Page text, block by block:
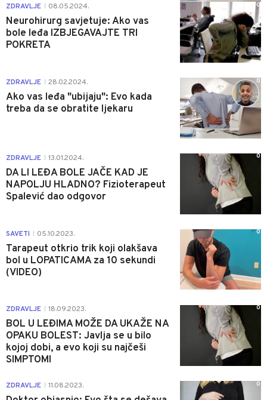
ZDRAVLJE 08.05.2024.
Neurohirurg savjetuje: Ako vas
bole leđa IZBJEGAVAJTE TRI
POKRETA
0
ZDRAVLJE 28.02.2024.
Ako vas leđa "ubijaju": Evo kada
treba da se obratite ljekaru
0
ZDRAVLJE 13.01.2024.
DA LI LEĐA BOLE JAČE KAD JE
NAPOLJU HLADNO? Fizioterapeut
Spalević dao odgovor
0
SAVETI 05.10.2023.
Tarapeut otkrio trik koji olakšava
bol u LOPATICAMA za 10 sekundi
(VIDEO)
0
ZDRAVLJE 18.09.2023.
BOL U LEĐIMA MOŽE DA UKAŽE NA
OPAKU BOLEST: Javlja se u bilo
kojoj dobi, a evo koji su najčeši
SIMPTOMI
0
ZDRAVLJE 11.08.2023. 0